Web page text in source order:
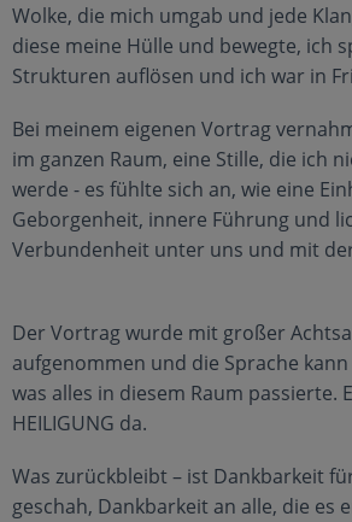
Wolke, die mich umgab und jede
diese meine Hülle und bewegte, ich
Strukturen auflösen und ich war in
Bei meinem eigenen Vortrag
im ganzen Raum, eine Stille, die ich
werde - es fühlte sich an, wie eine
Geborgenheit, innere Führung und
Verbundenheit unter uns und mit
Der Vortrag wurde mit großer
aufgenommen und die Sprache
was alles in diesem Raum passierte.
HEILIGUNG da.
Was zurückbleibt – ist Dankbarkeit
geschah, Dankbarkeit an alle, die es